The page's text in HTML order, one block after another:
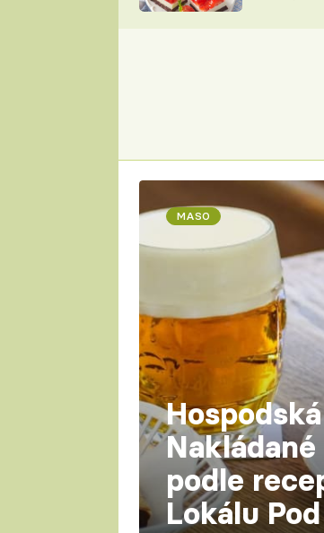
MASO
podle
Lokálu